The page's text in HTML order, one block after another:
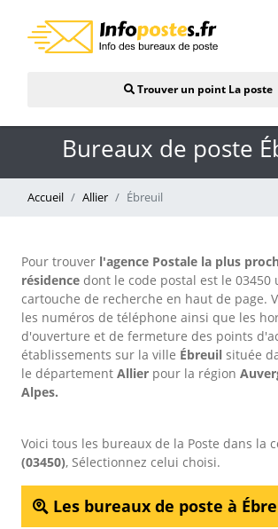
Trouver un point La poste
Bureaux de poste
Accueil Allier Ébreuil
Pour trouver l'agence Postale la plus
résidence dont le code postal est le 03450
cartouche de recherche en haut de page.
les numéros de téléphone ainsi que les
d'ouverture et de fermeture des points
établissements sur la ville Ébreuil située
le département Allier pour la région
Alpes.
Voici tous les bureaux de la Poste dans la
(03450), Sélectionnez celui choisi.
Les bureaux de poste à